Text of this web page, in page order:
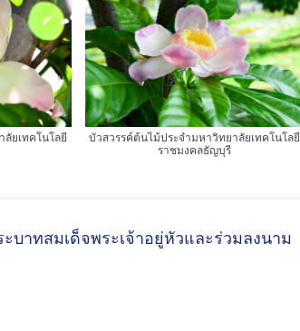
ยเทคโนโลยี
บัวสวรรค์ต้นไม้ประจำมหาวิทยาลัยเทคโนโลยี
ราชมงคลธัญบุรี
บาทสมเด็จพระเจ้าอยู่หัวและร่วมลงนาม